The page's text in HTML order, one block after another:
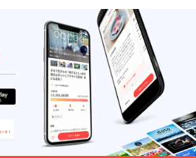
どうぞ応援
のほど、よ
ろしくお願
いいたしま
す。
届けさ
せてい
ただき
ます。
※希望日
などが
ありま
した
ら、備
考欄に
ご記入
をお願
いしま
す。